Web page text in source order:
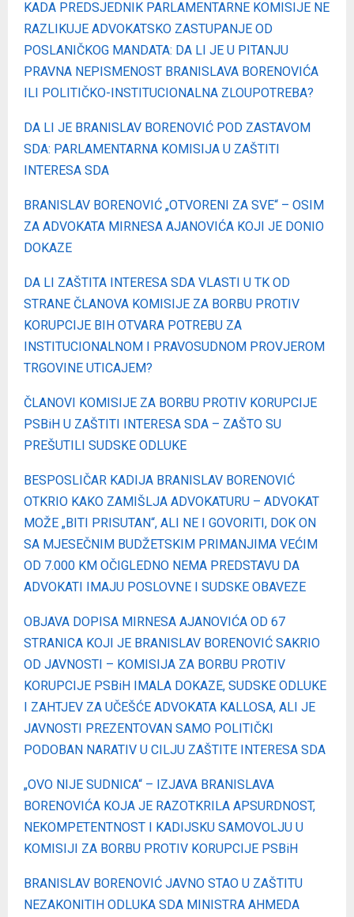
KADA PREDSJEDNIK PARLAMENTARNE KOMISIJE NE
RAZLIKUJE ADVOKATSKO ZASTUPANJE OD
POSLANIČKOG MANDATA: DA LI JE U PITANJU
PRAVNA NEPISMENOST BRANISLAVA BORENOVIĆA
ILI POLITIČKO-INSTITUCIONALNA ZLOUPOTREBA?
DA LI JE BRANISLAV BORENOVIĆ POD ZASTAVOM
SDA: PARLAMENTARNA KOMISIJA U ZAŠTITI
INTERESA SDA
BRANISLAV BORENOVIĆ „OTVORENI ZA SVE“ – OSIM
ZA ADVOKATA MIRNESA AJANOVIĆA KOJI JE DONIO
DOKAZE
DA LI ZAŠTITA INTERESA SDA VLASTI U TK OD
STRANE ČLANOVA KOMISIJE ZA BORBU PROTIV
KORUPCIJE BIH OTVARA POTREBU ZA
INSTITUCIONALNOM I PRAVOSUDNOM PROVJEROM
TRGOVINE UTICAJEM?
ČLANOVI KOMISIJE ZA BORBU PROTIV KORUPCIJE
PSBiH U ZAŠTITI INTERESA SDA – ZAŠTO SU
PREŠUTILI SUDSKE ODLUKE
BESPOSLIČAR KADIJA BRANISLAV BORENOVIĆ
OTKRIO KAKO ZAMIŠLJA ADVOKATURU – ADVOKAT
MOŽE „BITI PRISUTAN“, ALI NE I GOVORITI, DOK ON
SA MJESEČNIM BUDŽETSKIM PRIMANJIMA VEĆIM
OD 7.000 KM OČIGLEDNO NEMA PREDSTAVU DA
ADVOKATI IMAJU POSLOVNE I SUDSKE OBAVEZE
OBJAVA DOPISA MIRNESA AJANOVIĆA OD 67
STRANICA KOJI JE BRANISLAV BORENOVIĆ SAKRIO
OD JAVNOSTI – KOMISIJA ZA BORBU PROTIV
KORUPCIJE PSBiH IMALA DOKAZE, SUDSKE ODLUKE
I ZAHTJEV ZA UČEŠĆE ADVOKATA KALLOSA, ALI JE
JAVNOSTI PREZENTOVAN SAMO POLITIČKI
PODOBAN NARATIV U CILJU ZAŠTITE INTERESA SDA
„OVO NIJE SUDNICA“ – IZJAVA BRANISLAVA
BORENOVIĆA KOJA JE RAZOTKRILA APSURDNOST,
NEKOMPETENTNOST I KADIJSKU SAMOVOLJU U
KOMISIJI ZA BORBU PROTIV KORUPCIJE PSBiH
BRANISLAV BORENOVIĆ JAVNO STAO U ZAŠTITU
NEZAKONITIH ODLUKA SDA MINISTRA AHMEDA